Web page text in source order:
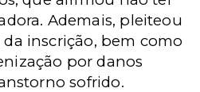
Ademais, pleiteou
inscrição, bem como
por danos
sofrido.